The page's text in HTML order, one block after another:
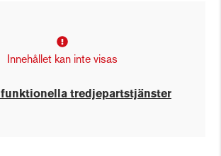
Innehållet kan inte visas
funktionella tredjepartstjänster